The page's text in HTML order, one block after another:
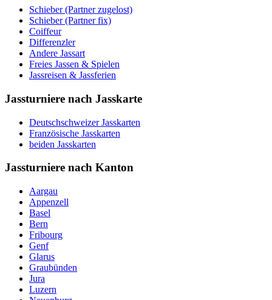
Schieber (Partner zugelost)
Schieber (Partner fix)
Coiffeur
Differenzler
Andere Jassart
Freies Jassen & Spielen
Jassreisen & Jassferien
Jassturniere nach Jasskarte
Deutschschweizer Jasskarten
Französische Jasskarten
beiden Jasskarten
Jassturniere nach Kanton
Aargau
Appenzell
Basel
Bern
Fribourg
Genf
Glarus
Graubünden
Jura
Luzern